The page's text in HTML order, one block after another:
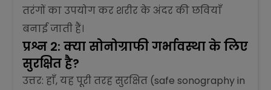
तरंगों का उपयोग कर शरीर के अंदर की छवियाँ
बनाई जाती हैं।
प्रश्न 2: क्या सोनोग्राफी गर्भावस्था के लिए
सुरक्षित है?
उत्तर: हाँ, यह पूरी तरह सुरक्षित (safe sonography in